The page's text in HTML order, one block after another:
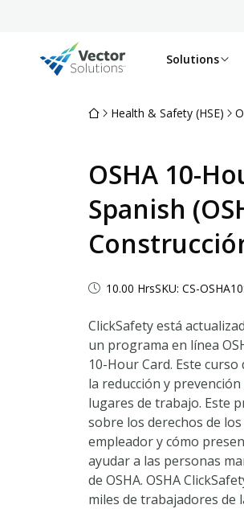
Solutions
Health & Safety (HSE)
OSHA 10-
Spanish
10.00 HrsSKU: CS-
ClickSafety está
un programa en línea
10-Hour Card. Este
la reducción y
lugares de trabajo. Este
sobre los derechos de
empleador y cómo
ayudar a las personas
de OSHA. OSHA
miles de trabajadores de